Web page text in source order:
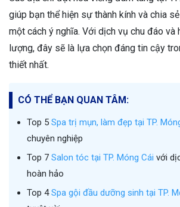
giúp bạn thể hiện sự thành kính và chia
một cách ý nghĩa. Với dịch vụ chu đáo và
lượng, đây sẽ là lựa chọn đáng tin cậy
thiết nhất.
CÓ THỂ BẠN QUAN TÂM:
Top 5 Spa trị mụn, làm đẹp tại TP.
chuyên nghiệp
Top 7 Salon tóc tại TP. Móng Cái với
hoàn hảo
Top 4Spa gội đầu dưỡng sinh tại TP.